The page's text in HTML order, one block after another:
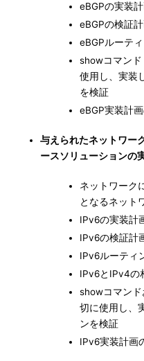
eBGPの実装
eBGPの検証
eBGPルーテ
showコマン
使用し、実装
を検証
eBGP実装計
与えられたネットワー
ースソリューションの
ネットワーク
となるネット
IPv6の実装計
IPv6の検証計
IPv6ルーティ
IPv6とIPv4の
showコマン
切に使用し、
ンを検証
IPv6実装計画